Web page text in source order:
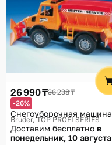
26 990 ₸36 238 ₸
-26%
Снегоуборочная машина
Bruder, TOP PROFI SERIES
Доставим бесплатно в
понедельник, 10 августа